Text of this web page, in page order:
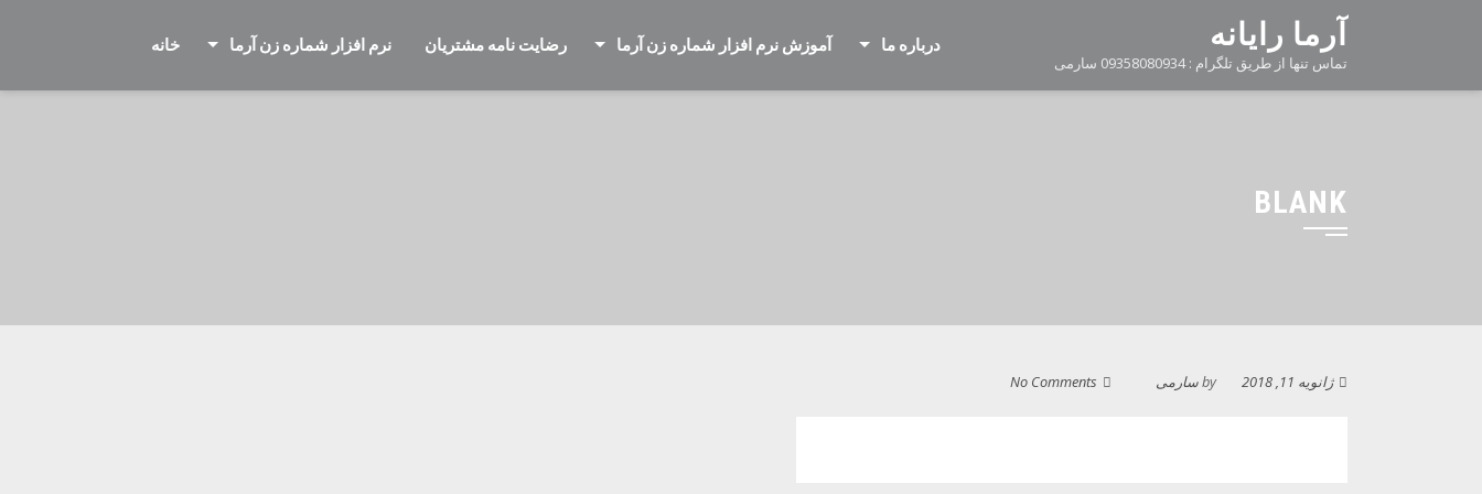
آرما رایانه
تماس تنها از طریق تلگرام : 09358080934 سارمی
درباره ما آموزش نرم افزار شماره زن آرما رضایت نامه مشتریان نرم افزار شماره زن آرما خانه
BLANK
ژانویه 11, 2018 by سارمی No Comments